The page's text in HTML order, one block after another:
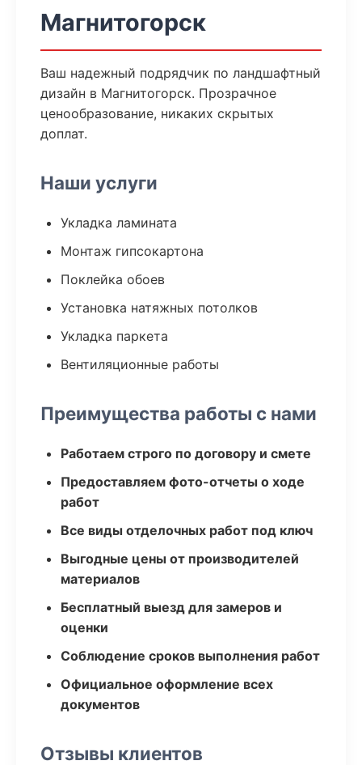
Магнитогорск
Ваш надежный подрядчик по ландшафтный
дизайн в Магнитогорск. Прозрачное
ценообразование, никаких скрытых
доплат.
Наши услуги
Укладка ламината
Монтаж гипсокартона
Поклейка обоев
Установка натяжных потолков
Укладка паркета
Вентиляционные работы
Преимущества работы с нами
Работаем строго по договору и смете
Предоставляем фото-отчеты о ходе
работ
Все виды отделочных работ под ключ
Выгодные цены от производителей
материалов
Бесплатный выезд для замеров и
оценки
Соблюдение сроков выполнения работ
Официальное оформление всех
документов
Отзывы клиентов